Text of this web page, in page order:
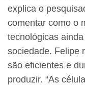
explica o
comentar como o
tecnológicas
sociedade. Felipe
são eficientes e
produzir. “As